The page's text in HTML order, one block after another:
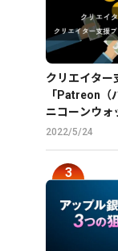
クリエイター
「Patreon（
ニコーンウォ
2022/5/24